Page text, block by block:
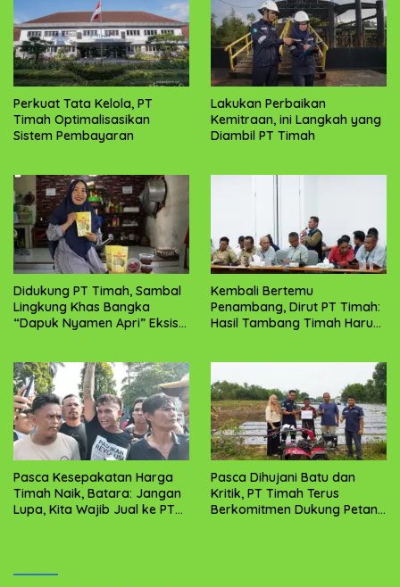
Perkuat Tata Kelola, PT
Timah Optimalisasikan
Sistem Pembayaran
Lakukan Perbaikan
Kemitraan, ini Langkah yang
Diambil PT Timah
Didukung PT Timah, Sambal
Lingkung Khas Bangka
“Dapuk Nyamen Apri” Eksis
Kembali Bertemu
Penambang, Dirut PT Timah:
Hasil Tambang Timah Harus
Pasca Kesepakatan Harga
Timah Naik, Batara: Jangan
Lupa, Kita Wajib Jual ke PT
Pasca Dihujani Batu dan
Kritik, PT Timah Terus
Berkomitmen Dukung Petani